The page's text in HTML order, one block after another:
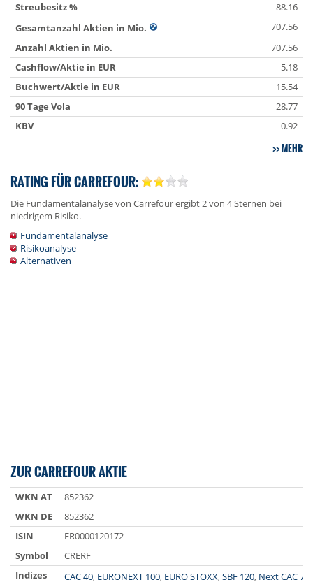
Streubesitz %
88.16
Gesamtanzahl Aktien in Mio.
707.56
Anzahl Aktien in Mio.
707.56
Cashflow/Aktie in EUR
5.18
Buchwert/Aktie in EUR
15.54
90 Tage Vola
28.77
KBV
0.92
MEHR
RATING FÜR CARREFOUR:
Die Fundamentalanalyse von Carrefour ergibt 2 von 4 Sternen bei
niedrigem Risiko.
Fundamentalanalyse
Risikoanalyse
Alternativen
ZUR CARREFOUR AKTIE
WKN AT
852362
WKN DE
852362
ISIN
FR0000120172
Symbol
CRERF
Indizes
CAC 40, EURONEXT 100, EURO STOXX,SBF 120, Next CAC 70